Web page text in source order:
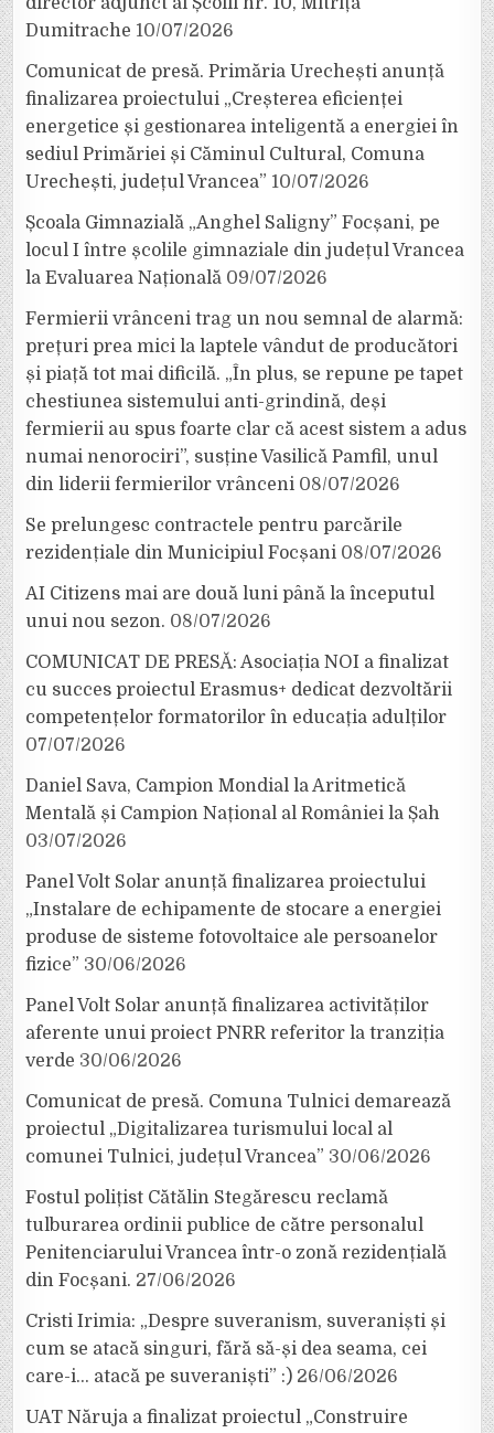
Dumitrache 10/07/2026
Comunicat de presă. Primăria Urechești anunță
finalizarea proiectului „Creșterea eficienței
energetice și gestionarea inteligentă a energiei în
sediul Primăriei și Căminul Cultural, Comuna
Urechești, județul Vrancea” 10/07/2026
Școala Gimnazială „Anghel Saligny” Focșani, pe
locul I între școlile gimnaziale din județul Vrancea
la Evaluarea Națională 09/07/2026
Fermierii vrânceni trag un nou semnal de alarmă:
prețuri prea mici la laptele vândut de producători
și piață tot mai dificilă. „În plus, se repune pe tapet
chestiunea sistemului anti-grindină, deși
fermierii au spus foarte clar că acest sistem a adus
numai nenorociri”, susține Vasilică Pamfil, unul
din liderii fermierilor vrânceni 08/07/2026
Se prelungesc contractele pentru parcările
rezidențiale din Municipiul Focșani 08/07/2026
AI Citizens mai are două luni până la începutul
unui nou sezon. 08/07/2026
COMUNICAT DE PRESĂ: Asociația NOI a finalizat
cu succes proiectul Erasmus+ dedicat dezvoltării
competențelor formatorilor în educația adulților
07/07/2026
Daniel Sava, Campion Mondial la Aritmetică
Mentală și Campion Național al României la Șah
03/07/2026
Panel Volt Solar anunță finalizarea proiectului
„Instalare de echipamente de stocare a energiei
produse de sisteme fotovoltaice ale persoanelor
fizice” 30/06/2026
Panel Volt Solar anunță finalizarea activităților
aferente unui proiect PNRR referitor la tranziția
verde 30/06/2026
Comunicat de presă. Comuna Tulnici demarează
proiectul „Digitalizarea turismului local al
comunei Tulnici, județul Vrancea” 30/06/2026
Fostul polițist Cătălin Stegărescu reclamă
tulburarea ordinii publice de către personalul
Penitenciarului Vrancea într-o zonă rezidențială
din Focșani. 27/06/2026
Cristi Irimia: „Despre suveranism, suveraniști și
cum se atacă singuri, fără să-și dea seama, cei
care-i… atacă pe suveraniști” :) 26/06/2026
UAT Năruja a finalizat proiectul „Construire